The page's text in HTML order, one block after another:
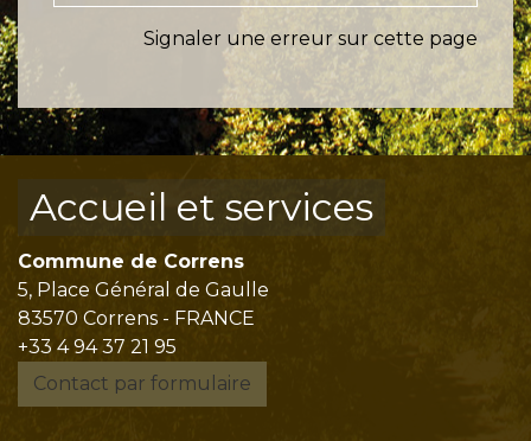
Signaler une erreur sur cette page
Accueil et services
Commune de Correns
5, Place Général de Gaulle
83570 Correns - FRANCE
+33 4 94 37 21 95
Contact par formulaire